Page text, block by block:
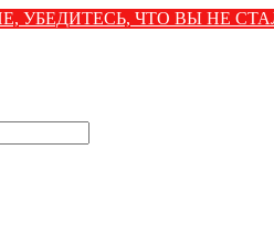
УБЕДИТЕСЬ, ЧТО ВЫ НЕ